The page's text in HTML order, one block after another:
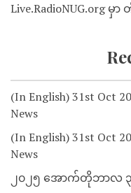
Live.RadioNUG.org
(In English) 31st Oct
News
(In English) 31st Oct
News
၂၀၂၅ အောက်တိုဘာလ